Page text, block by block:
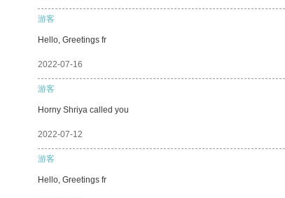
游客
Hello, Greetings fr
2022-07-16
游客
Horny Shriya called you
2022-07-12
游客
Hello, Greetings fr